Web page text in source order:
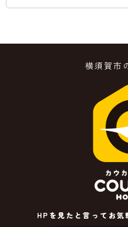
横須賀市
HPを見たと言ってお